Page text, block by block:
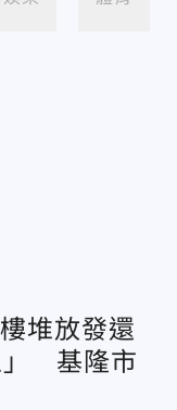
堆放發還
」 基隆市